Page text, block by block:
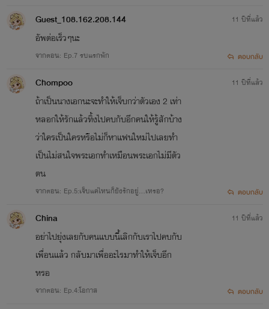
Guest_108.162.208.144
อัพต่อเร็วๆนะ
จากตอน: Ep.7 รบแรกพัก
11 ปีที่แล้ว
ตอบกลับ
Chompoo
ถ้าเป็นนางเอกนะจะทำให้เจ็บกว่าตัวเอง 2 เท่า
หลอกให้รักแล้วทิ้งไปคบกับอีกคนให้รู้สักบ้าง
ว่าใครเป็นใครหรือไม่ก็หาแฟนใหม่ไปเลยทำ
เป็นไม่สนใจพระเอกทำเหมือนพระเอกไม่มีตัว
ตน
จากตอน: Ep.5:เจ็บแค่ไหนก็ยังรักอยู่...เหรอ?
11 ปีที่แล้ว
ตอบกลับ
China
อย่าไปยุ่งเลยกับคนแบบนี้เลิกกับเราไปคบกับ
เพื่อนแล้ว กลับมาเพื่ออะไรมาทำให้เจ็บอีก
หรอ
จากตอน: Ep.4:โอกาส
11 ปีที่แล้ว
ตอบกลับ